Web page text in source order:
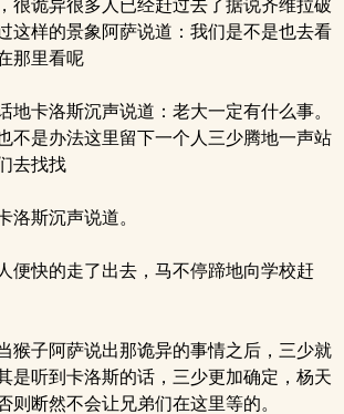
很诡异很多人已经赶过去了据说齐维拉破
这样的景象阿萨说道：我们是不是也去看
那里看呢
卡洛斯沉声说道：老大一定有什么事。
不是办法这里留下一个人三少腾地一声站
去找找
斯沉声说道。
便快的走了出去，马不停蹄地向学校赶
猴子阿萨说出那诡异的事情之后，三少就
是听到卡洛斯的话，三少更加确定，杨天
则断然不会让兄弟们在这里等的。